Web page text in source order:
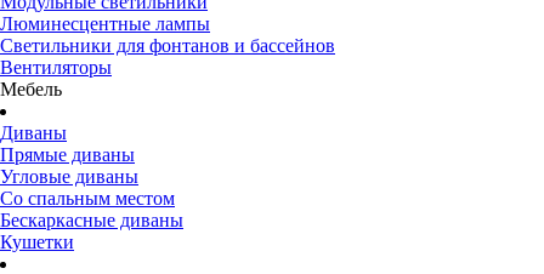
Люминесцентные лампы
Светильники для фонтанов и бассейнов
Вентиляторы
Мебель
Диваны
Прямые диваны
Угловые диваны
Со спальным местом
Бескаркасные диваны
Кушетки